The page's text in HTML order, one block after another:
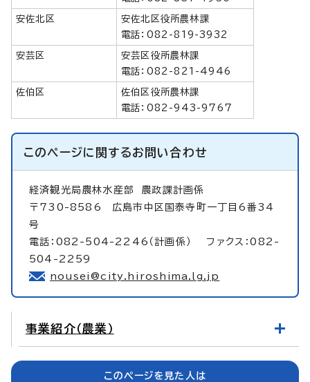
安佐北区
安佐北区役所農林課
電話：082-819-3932
安芸区
安芸区役所農林課
電話：082-821-4946
佐伯区
佐伯区役所農林課
電話：082-943-9767
このページに関するお問い合わせ
経済観光局農林水産部 農政課計画係
〒730-8586 広島市中区国泰寺町一丁目6番34
号
電話：082-504-2246（計画係） ファクス：082-
504-2259
nousei@city.hiroshima.lg.jp
事業紹介（農業）
このページを見た人は